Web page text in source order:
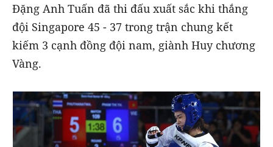
Đặng Anh Tuấn đã thi đấu xuất sắc khi thắng
đội Singapore 45 - 37 trong trận chung kết
kiếm 3 cạnh đồng đội nam, giành Huy chương
Vàng.